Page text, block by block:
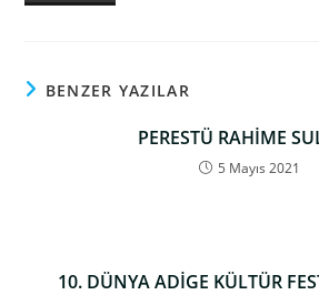
BENZER YAZILAR
PERESTÜ RAHİME
5 Mayıs 2021
10. DÜNYA ADİGE KÜLTÜR